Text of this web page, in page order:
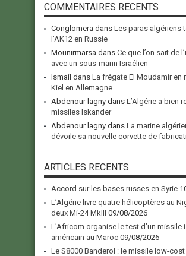
COMMENTAIRES RECENTS
Conglomera dans Les paras algériens
l’AK12 en Russie
Mounirmarsa dans Ce que l’on sait de
avec un sous-marin Israélien
Ismail dans La frégate El Moudamir en
Kiel en Allemagne
Abdenour lagny dans L’Algérie a bien
missiles Iskander
Abdenour lagny dans La marine
dévoile sa nouvelle corvette de
ARTICLES RECENTS
Accord sur les bases russes en Syrie
L’Algérie livre quatre hélicoptères au
deux Mi-24 MkIII 09/08/2026
L’Africom organise le test d’un missile
américain au Maroc 09/08/2026
Le S8000 Banderol : le missile low-